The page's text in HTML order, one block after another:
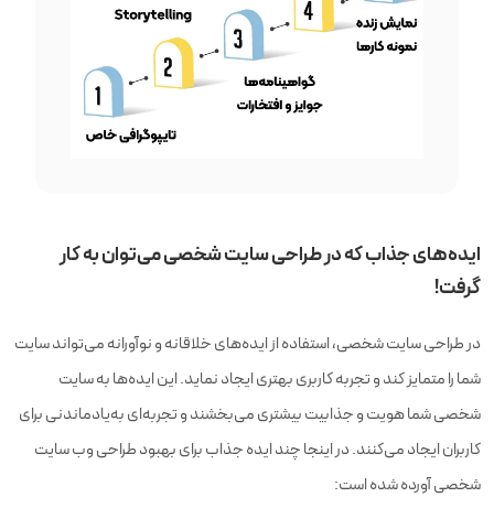
ایده‌های جذاب که در طراحی سایت شخصی می‌توان به کار
گرفت!
در طراحی سایت شخصی، استفاده از ایده‌های خلاقانه و نوآورانه می‌تواند سایت
شما را متمایز کند و تجربه کاربری بهتری ایجاد نماید. این ایده‌ها به سایت
شخصی شما هویت و جذابیت بیشتری می‌بخشند و تجربه‌ای به‌یادماندنی برای
کاربران ایجاد می‌کنند. در اینجا چند ایده جذاب برای بهبود طراحی وب سایت
شخصی آورده شده است: